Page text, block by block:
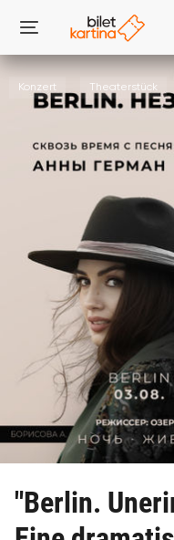
Konzert Theaterstück
"Berlin.